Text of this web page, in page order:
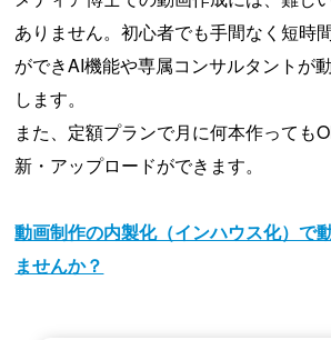
ありません。初心者でも手間なく短時
ができAI機能や専属コンサルタントが
します。
また、定額プランで月に何本作っても
新・アップロードができます。
動画制作の内製化（インハウス化）で
ませんか？